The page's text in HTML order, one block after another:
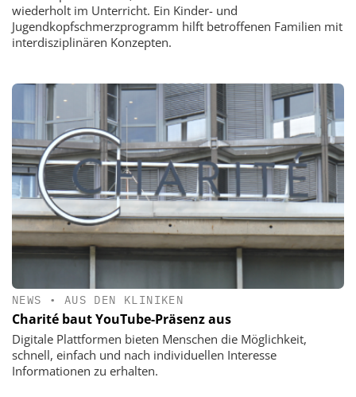
wiederholt im Unterricht. Ein Kinder- und
Jugendkopfschmerzprogramm hilft betroffenen Familien mit
interdisziplinären Konzepten.
NEWS • AUS DEN KLINIKEN
Charité baut YouTube-Präsenz aus
Digitale Plattformen bieten Menschen die Möglichkeit,
schnell, einfach und nach individuellen Interesse
Informationen zu erhalten.